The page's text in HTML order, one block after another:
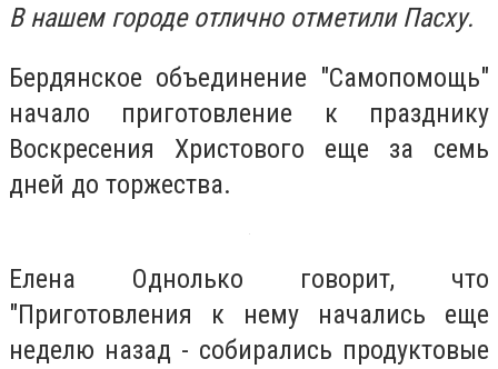
В нашем городе отлично отметили Пасху.
Бердянское объединение "Самопомощь"
начало приготовление к празднику
Воскресения Христового еще за семь
дней до торжества.
Елена Однолько говорит, что
"Приготовления к нему начались еще
неделю назад - собирались продуктовые